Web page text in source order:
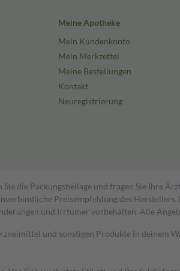
Meine Apotheke
Mein Kundenkonto
Mein Merkzettel
Meine Bestellungen
Kontakt
Neuregistrierung
Sie die Packungsbeilage und fragen Sie Ihre
Preisempfehlung des Herstellers.
und Irrtümer vorbehalten. Alle
und sonstigen Produkte in deinem